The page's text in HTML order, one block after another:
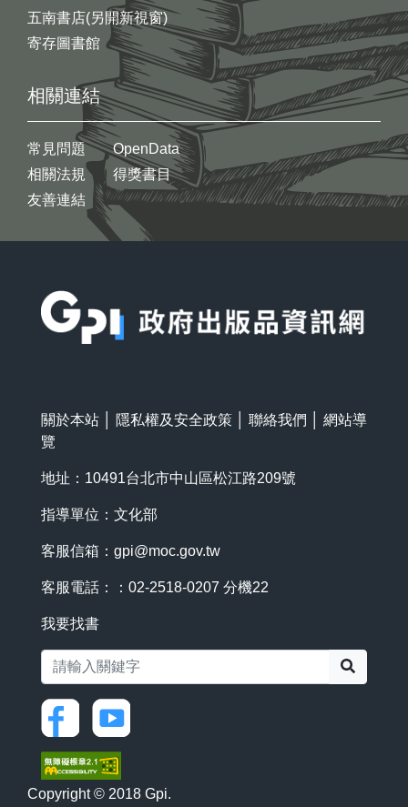
五南書店(另開新視窗)
寄存圖書館
相關連結
常見問題
相關法規
友善連結
OpenData
得獎書目
關於本站 隱私權及安全政策 聯絡我們
網站導
覽
地址：10491台北市中山區松江路209號
指導單位：文化部
客服信箱： gpi@moc.gov.tw
客服電話：：02-2518-0207 分機22
我要找書
Copyright © 2018 Gpi.